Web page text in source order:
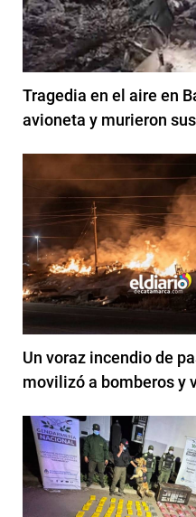
Tragedia en el aire en
avioneta y murieron
Un voraz incendio de
movilizó a bomberos y